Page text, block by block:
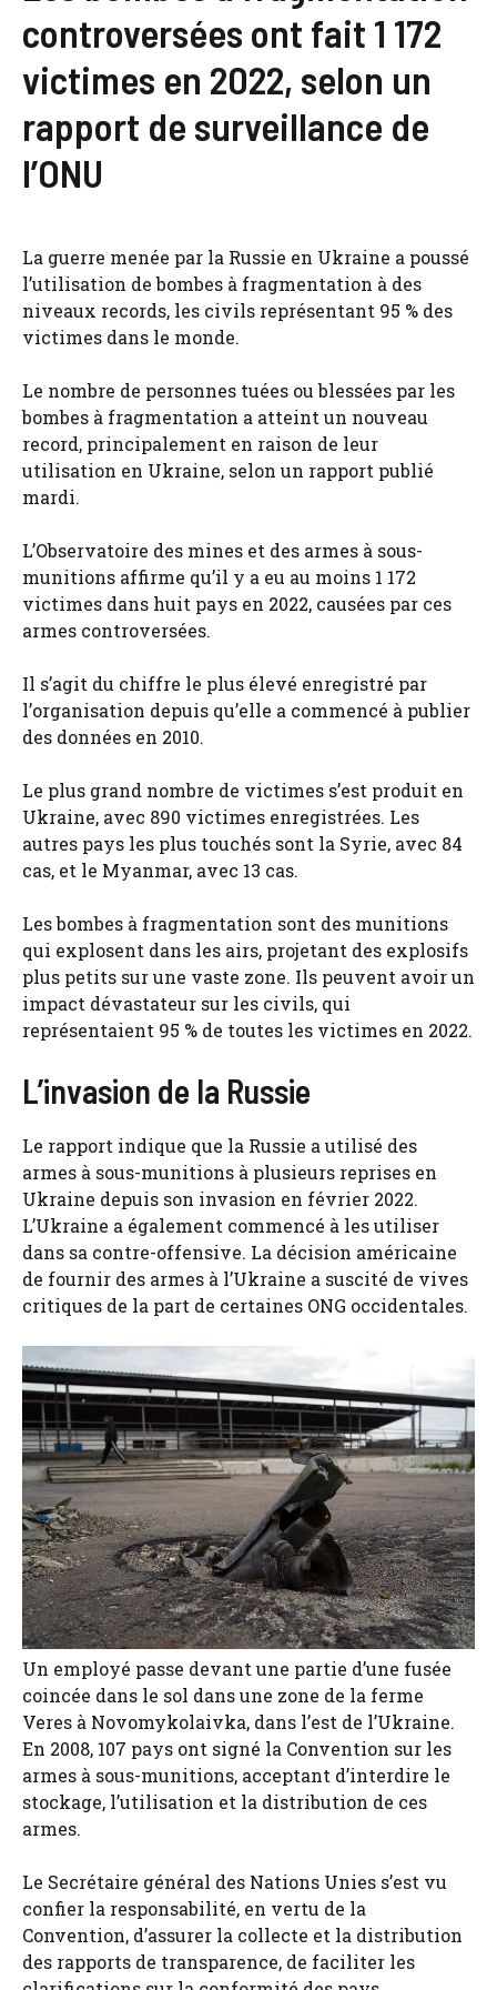
controversées ont fait 1 172
victimes en 2022, selon un
rapport de surveillance de
l’ONU
La guerre menée par la Russie en Ukraine a poussé
l’utilisation de bombes à fragmentation à des
niveaux records, les civils représentant 95 % des
victimes dans le monde.
Le nombre de personnes tuées ou blessées par les
bombes à fragmentation a atteint un nouveau
record, principalement en raison de leur
utilisation en Ukraine, selon un rapport publié
mardi.
L’Observatoire des mines et des armes à sous-
munitions affirme qu’il y a eu au moins 1 172
victimes dans huit pays en 2022, causées par ces
armes controversées.
Il s’agit du chiffre le plus élevé enregistré par
l’organisation depuis qu’elle a commencé à publier
des données en 2010.
Le plus grand nombre de victimes s’est produit en
Ukraine, avec 890 victimes enregistrées. Les
autres pays les plus touchés sont la Syrie, avec 84
cas, et le Myanmar, avec 13 cas.
Les bombes à fragmentation sont des munitions
qui explosent dans les airs, projetant des explosifs
plus petits sur une vaste zone. Ils peuvent avoir un
impact dévastateur sur les civils, qui
représentaient 95 % de toutes les victimes en 2022.
L’invasion de la Russie
Le rapport indique que la Russie a utilisé des
armes à sous-munitions à plusieurs reprises en
Ukraine depuis son invasion en février 2022.
L’Ukraine a également commencé à les utiliser
dans sa contre-offensive. La décision américaine
de fournir des armes à l’Ukraine a suscité de vives
critiques de la part de certaines ONG occidentales.
Un employé passe devant une partie d’une fusée
coincée dans le sol dans une zone de la ferme
Veres à Novomykolaivka, dans l’est de l’Ukraine.
En 2008, 107 pays ont signé la Convention sur les
armes à sous-munitions, acceptant d’interdire le
stockage, l’utilisation et la distribution de ces
armes.
Le Secrétaire général des Nations Unies s’est vu
confier la responsabilité, en vertu de la
Convention, d’assurer la collecte et la distribution
des rapports de transparence, de faciliter les